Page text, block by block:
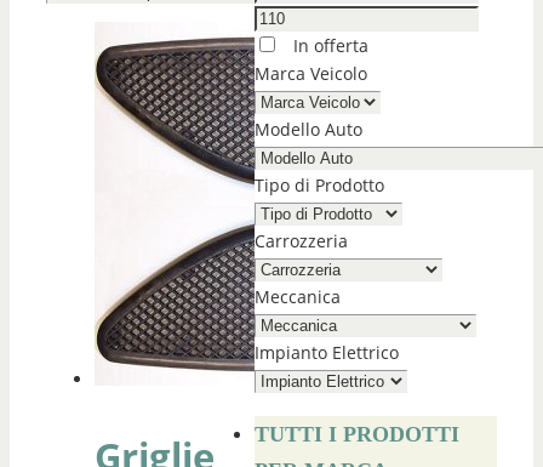
Griglie
In offerta
Marca Veicolo
Modello Auto
Tipo di Prodotto
Carrozzeria
Meccanica
Impianto Elettrico
TUTTI I PRODOTTI